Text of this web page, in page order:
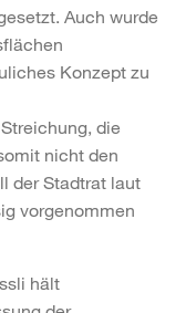
Auch wurde
Konzept zu
die
nicht den
der Stadtrat laut
vorgenommen
hält